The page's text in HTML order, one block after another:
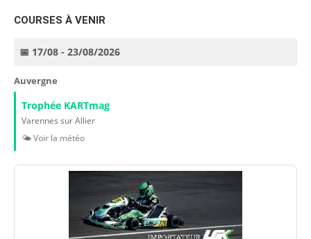
COURSES À VENIR
📅 17/08 - 23/08/2026
Auvergne
Trophée KARTmag
Varennes sur Allier
🌤️ Voir la météo